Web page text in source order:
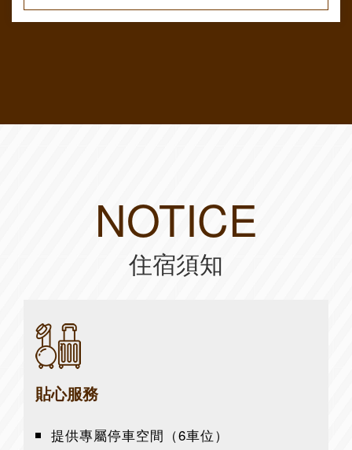
NOTICE
住宿須知
貼心服務
提供專屬停車空間（6車位）